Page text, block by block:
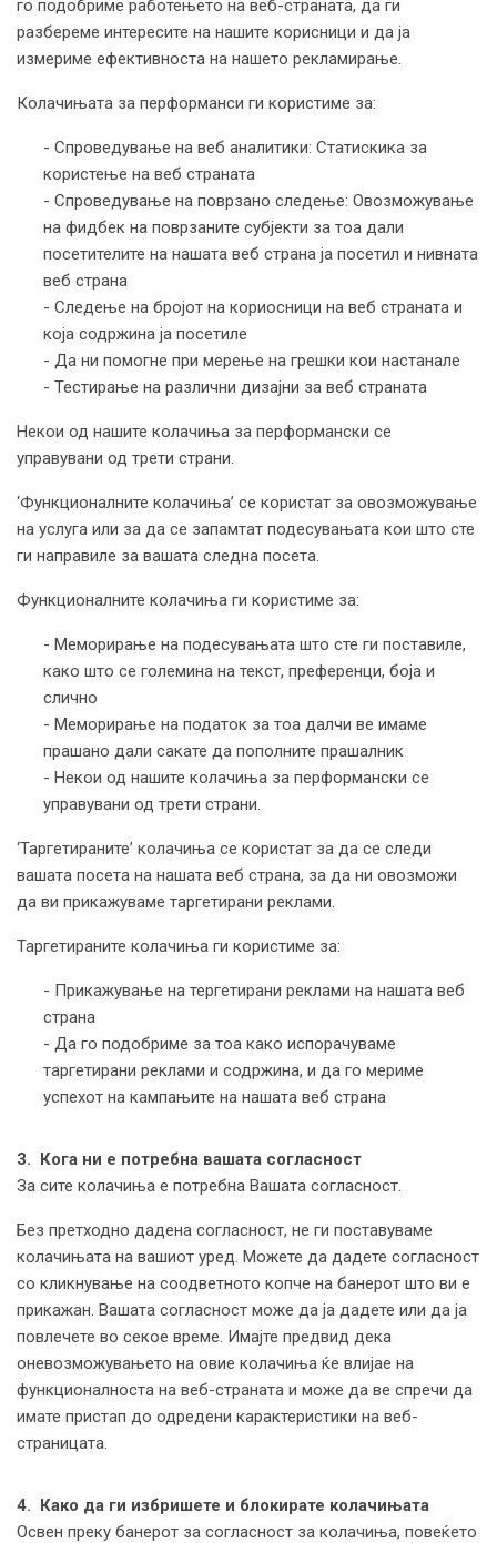
го подобриме работењето на веб-страната, да ги
разбереме интересите на нашите корисници и да ја
измериме ефективноста на нашето рекламирање.
Колачињата за перформанси ги користиме за:
- Спроведување на веб аналитики: Статискика за
користење на веб страната
- Спроведување на поврзано следење: Овозможување
на фидбек на поврзаните субјекти за тоа дали
посетителите на нашата веб страна ја посетил и нивната
веб страна
- Следење на бројот на кориосници на веб страната и
која содржина ја посетиле
- Да ни помогне при мерење на грешки кои настанале
- Тестирање на различни дизајни за веб страната
Некои од нашите колачиња за перформански се
управувани од трети страни.
‘Функционалните колачиња’ се користат за овозможување
на услуга или за да се запамтат подесувањата кои што сте
ги направиле за вашата следна посета.
Функционалните колачиња ги користиме за:
- Меморирање на подесувањата што сте ги поставиле,
како што се големина на текст, преференци, боја и
слично
- Меморирање на податок за тоа далчи ве имаме
прашано дали сакате да пополните прашалник
- Некои од нашите колачиња за перформански се
управувани од трети страни.
‘Таргетираните’ колачиња се користат за да се следи
вашата посета на нашата веб страна, за да ни овозможи
да ви прикажуваме таргетирани реклами.
Таргетираните колачиња ги користиме за:
- Прикажување на тергетирани реклами на нашата веб
страна
- Да го подобриме за тоа како испорачуваме
таргетирани реклами и содржина, и да го мериме
успехот на кампањите на нашата веб страна
3. Кога ни е потребна вашата согласност
За сите колачиња е потребна Вашата согласност.
Без претходно дадена согласност, не ги поставуваме
колачињата на вашиот уред. Можете да дадете согласност
со кликнување на соодветното копче на банерот што ви е
прикажан. Вашата согласност може да ја дадете или да ја
повлечете во секое време. Имајте предвид дека
оневозможувањето на овие колачиња ќе влијае на
функционалноста на веб-страната и може да ве спречи да
имате пристап до одредени карактеристики на веб-
страницата.
4. Како да ги избришете и блокирате колачињата
Освен преку банерот за согласност за колачиња, повеќето